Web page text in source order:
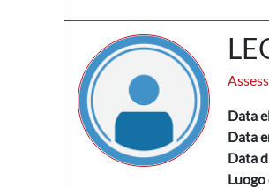
Data
Data
Data
Luogo